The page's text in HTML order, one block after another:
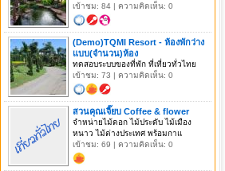
เข้าชม: 84 | ความคิดเห็น: 0
(Demo)TQMI Resort - ห้องพักว่าง
แบบ(จำนวน)ห้อง
ทดสอบระบบของที่พัก ที่เที่ยวทั่วไทย
เข้าชม: 73 | ความคิดเห็น: 0
สวนคุณเจี๊ยบ Coffee & flower
จำหน่ายไม้ดอก ไม้ประดับ ไม้เมือง
หนาว ไม้ต่างประเทศ พร้อมกาแ
เข้าชม: 69 | ความคิดเห็น: 0